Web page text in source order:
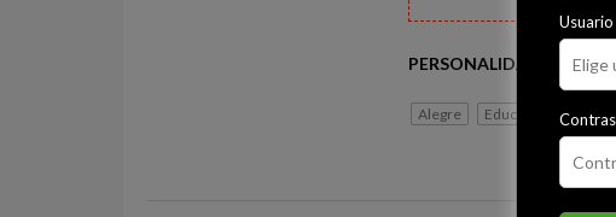
PERSONALIDAD
Alegre Educado
Usuario